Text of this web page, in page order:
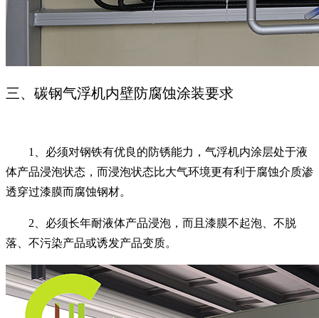
三、碳钢气浮机内壁防腐蚀涂装要求
1、必须对钢铁有优良的防锈能力，气浮机内涂层处于液
体产品浸泡状态，而浸泡状态比大气环境更有利于腐蚀介质渗
透穿过漆膜而腐蚀钢材。
2、必须长年耐液体产品浸泡，而且漆膜不起泡、不脱
落、不污染产品或诱发产品变质。